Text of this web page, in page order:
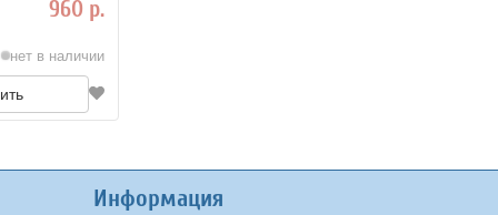
960 р.
нет в наличии
Информация